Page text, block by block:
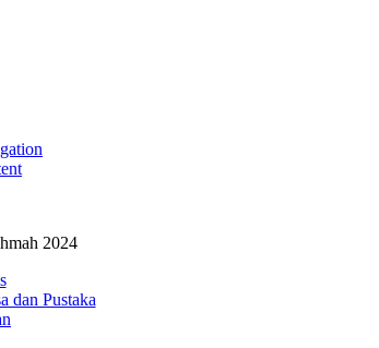
2024
dan Pustaka